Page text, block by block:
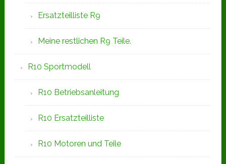
Ersatzteilliste R9
Meine restlichen R9 Teile.
R10 Sportmodell
R10 Betriebsanleitung
R10 Ersatzteilliste
R10 Motoren und Teile